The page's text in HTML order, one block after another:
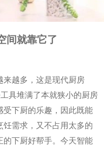
间就靠它了
来越多，这是现代厨房
具堆满了本就狭小的厨房
受下厨的乐趣，因此既能
需求，又不占用太多的
的下厨好帮手。今天智能